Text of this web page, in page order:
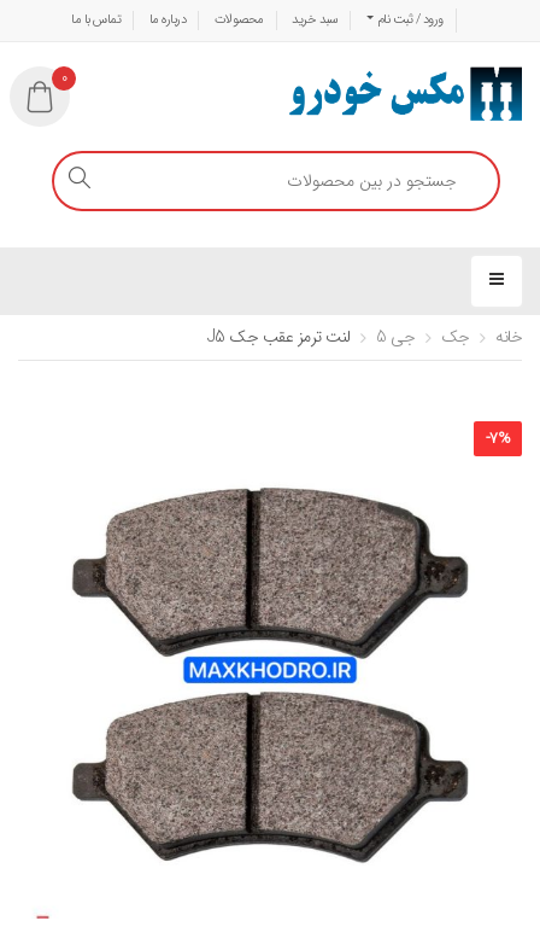
ورود / ثبت نام سبد خرید محصولات درباره ما تماس با ما
0
خانه جک جی 5 لنت ترمز عقب جک J5
-7%